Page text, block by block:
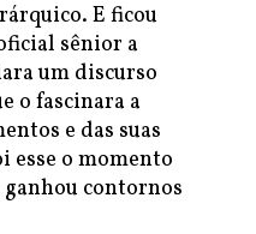
E ficou
sênior a
um discurso
o fascinara a
e das suas
esse o momento
contornos